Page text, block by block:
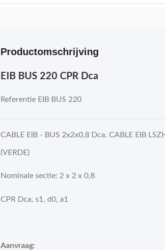
Productomschrijving
EIB BUS 220 CPR Dca
Referentie EIB BUS 220
CABLE EIB - BUS 2x2x0,8 Dca. CABLE EIB
(VERDE)
Nominale sectie: 2 x 2 x 0,8
CPR Dca, s1, d0, a1
Aanvraag: